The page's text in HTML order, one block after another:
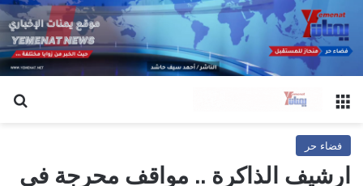
القائمة
فضاء حر
ارشيف الذاكرة .. مواقف محرجة في